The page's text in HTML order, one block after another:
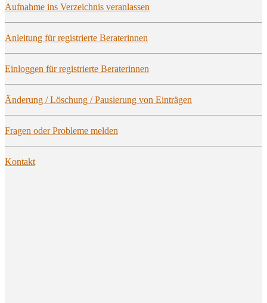
Auf­nah­me ins Ver­zeich­nis veranlassen
Anlei­tung für regis­trier­te Beraterinnen
Ein­log­gen für regis­trier­te Beraterinnen
Ände­rung / Löschung / Pau­sie­rung von Einträgen
Fra­gen oder Pro­ble­me melden
Kon­takt